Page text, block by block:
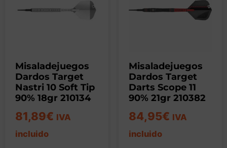
Misaladejuegos
Dardos Target
Nastri 10 Soft Tip
90% 18gr 210134
81,89€ IVA
incluido
Misaladejuegos
Dardos Target
Darts Scope 11
90% 21gr 210382
84,95€ IVA
incluido